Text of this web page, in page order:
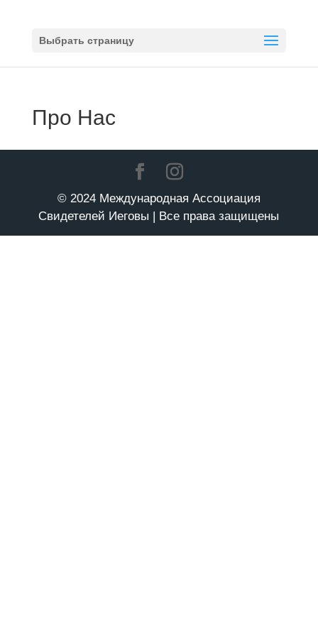
Выбрать страницу
Про Нас
© 2024 Международная Ассоциация
Свидетелей Иеговы | Все права защищены